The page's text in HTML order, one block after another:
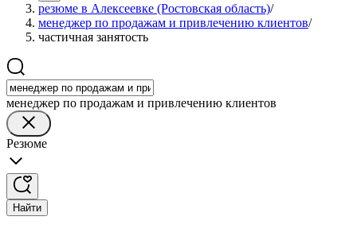
резюме в Алексеевке (Ростовская область)/
менеджер по продажам и привлечению клиентов/
частичная занятость
менеджер по продажам и привлечению клиентов
Резюме
Найти